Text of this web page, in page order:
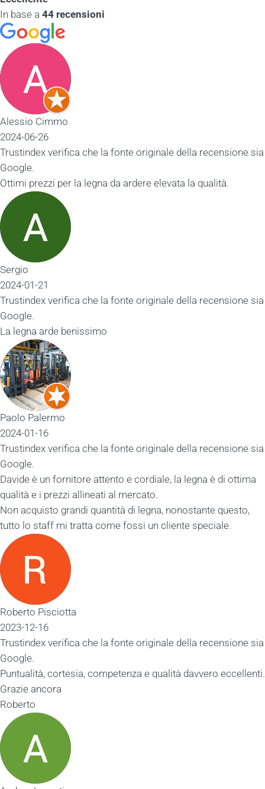
In base a 44 recensioni
Alessio Cimmo
2024-06-26
Trustindex verifica che la fonte originale della recensione sia
Google.
Ottimi prezzi per la legna da ardere elevata la qualità.
Sergio
2024-01-21
Trustindex verifica che la fonte originale della recensione sia
Google.
La legna arde benissimo
Paolo Palermo
2024-01-16
Trustindex verifica che la fonte originale della recensione sia
Google.
Davide è un fornitore attento e cordiale, la legna è di ottima
qualità e i prezzi allineati al mercato.
Non acquisto grandi quantità di legna, nonostante questo,
tutto lo staff mi tratta come fossi un cliente speciale.
Roberto Pisciotta
2023-12-16
Trustindex verifica che la fonte originale della recensione sia
Google.
Puntualità, cortesia, competenza e qualità davvero eccellenti.
Grazie ancora
Roberto